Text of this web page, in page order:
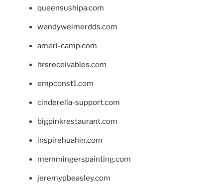
queensushipa.com
wendyweimerdds.com
ameri-camp.com
hrsreceivables.com
empconst1.com
cinderella-support.com
bigpinkrestaurant.com
inspirehuahin.com
memmingerspainting.com
jeremypbeasley.com